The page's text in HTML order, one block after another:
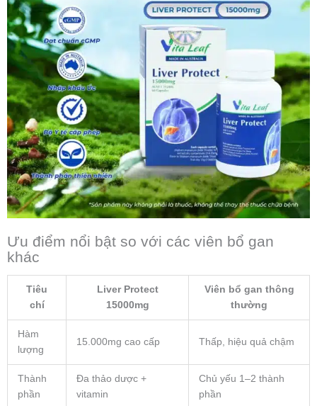
Ưu điểm nổi bật so với các viên bổ gan
khác
Tiêu
chí
Liver Protect
15000mg
Viên bổ gan thông
thường
Hàm
lượng
15.000mg cao cấp Thấp, hiệu quả chậm
Thành
phần
Đa thảo dược +
vitamin
Chủ yếu 1–2 thành
phần